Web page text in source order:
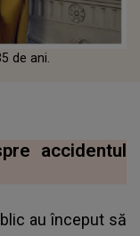
de ani.
accidentul
au început să